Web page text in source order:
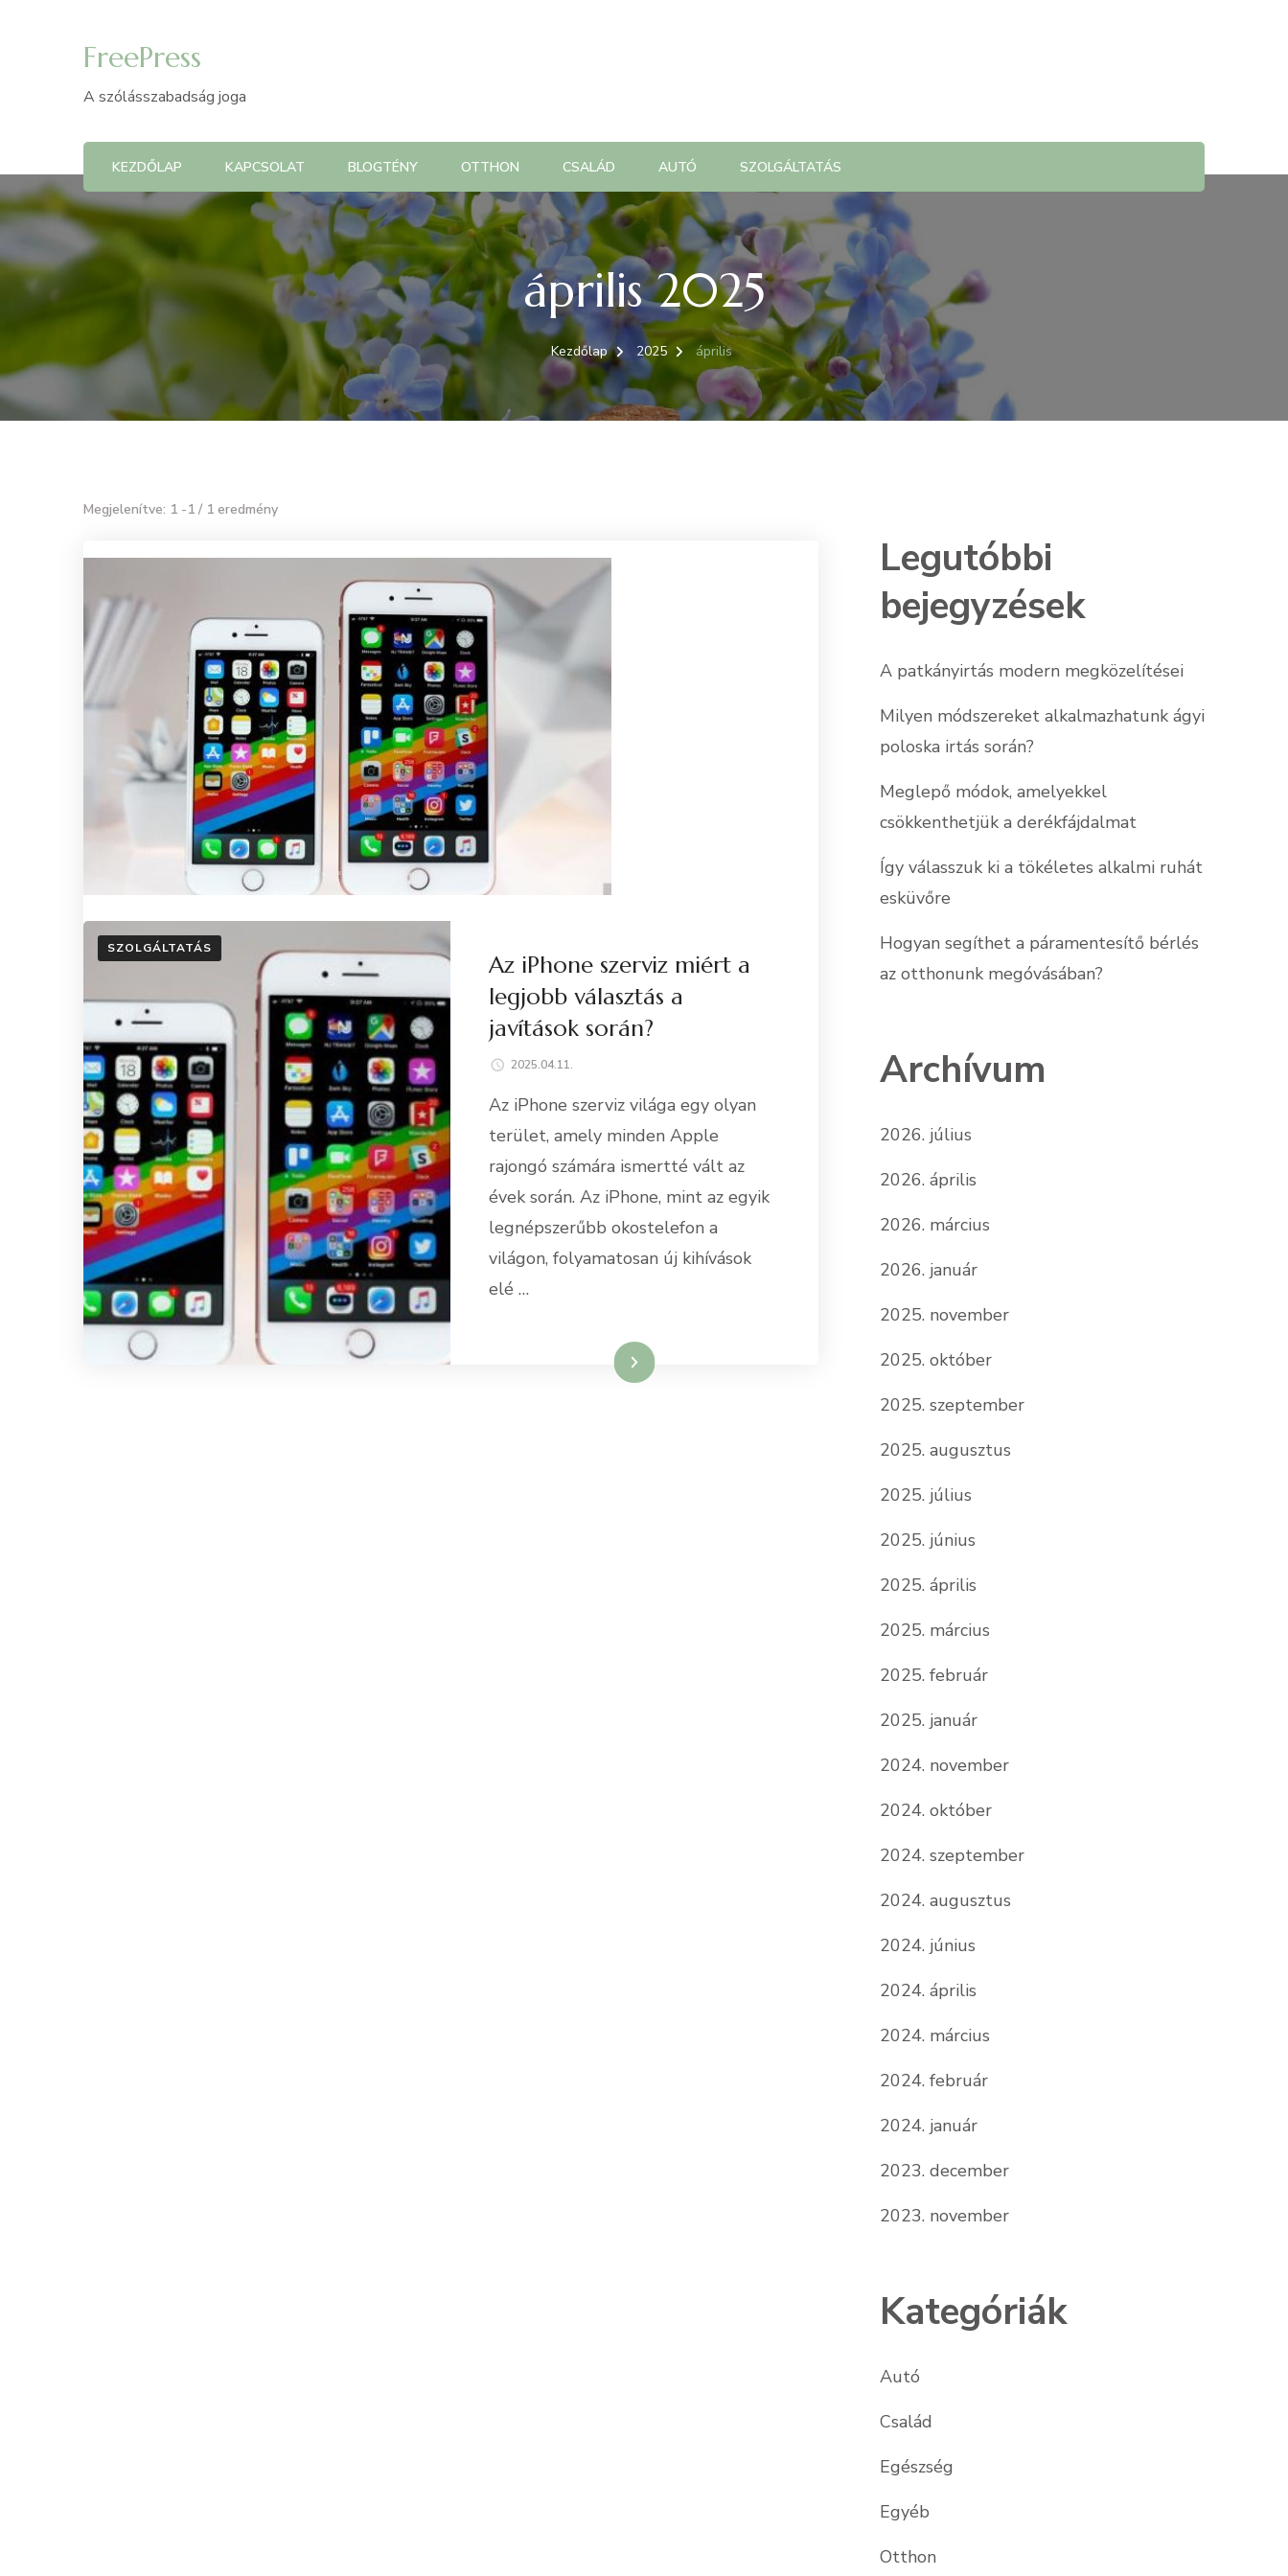
FreePress
A szólásszabadság joga
KEZDŐLAP KAPCSOLAT BLOGTÉNY OTTHON CSALÁD AUTÓ SZOLGÁLTATÁS
április 2025
Kezdőlap 2025 április
Megjelenítve: 1 -1 / 1 eredmény
SZOLGÁLTATÁS
Az iPhone szerviz miért a
legjobb választás a
javítások során?
2025.04.11.
Az iPhone szerviz világa egy olyan
terület, amely minden Apple
rajongó számára ismertté vált az
évek során. Az iPhone, mint az egyik
legnépszerűbb okostelefon a
világon, folyamatosan új kihívások
elé …
Tovább
Legutóbbi
bejegyzések
A patkányirtás modern megközelítései
Milyen módszereket alkalmazhatunk ágyi
poloska irtás során?
Meglepő módok, amelyekkel
csökkenthetjük a derékfájdalmat
Így válasszuk ki a tökéletes alkalmi ruhát
esküvőre
Hogyan segíthet a páramentesítő bérlés
az otthonunk megóvásában?
Archívum
2026. július
2026. április
2026. március
2026. január
2025. november
2025. október
2025. szeptember
2025. augusztus
2025. július
2025. június
2025. április
2025. március
2025. február
2025. január
2024. november
2024. október
2024. szeptember
2024. augusztus
2024. június
2024. április
2024. március
2024. február
2024. január
2023. december
2023. november
Kategóriák
Autó
Család
Egészség
Egyéb
Otthon